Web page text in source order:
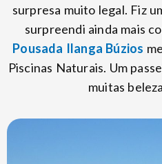
surpresa muito legal. Fiz
surpreendi ainda mais
Pousada Ilanga Búzios
Piscinas Naturais. Um
muitas